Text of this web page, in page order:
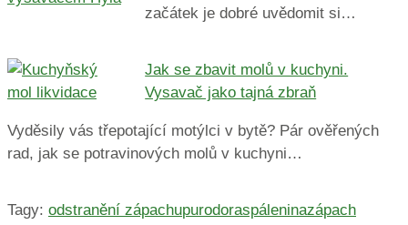
začátek je dobré uvědomit si…
Jak se zbavit molů v kuchyni.
Vysavač jako tajná zbraň
Vyděsily vás třepotající motýlci v bytě? Pár ověřených
rad, jak se potravinových molů v kuchyni…
Tagy: odstranění zápachupurodoraspáleninazápach